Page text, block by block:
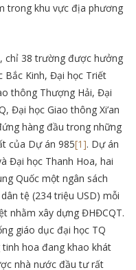
trong khu vực địa phương
chỉ 38 trường được hưởng
Bắc Kinh, Đại học Triết
thông Thượng Hải, Đại
Đại học Giao thông Xi’an
hàng đầu trong những
của Dự án 985[1]. Dự án
Đại học Thanh Hoa, hai
Quốc một ngân sách
tệ (234 triệu USD) mỗi
nhằm xây dựng ĐHĐCQT.
giáo dục đại học TQ
hoa đang khao khát
nhà nước đầu tư rất